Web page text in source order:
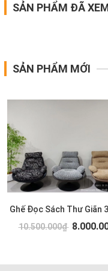
SẢN PHẨM ĐÃ
SẢN PHẨM MỚI
Ghế Đọc Sách Thư Giãn
10.500.000₫